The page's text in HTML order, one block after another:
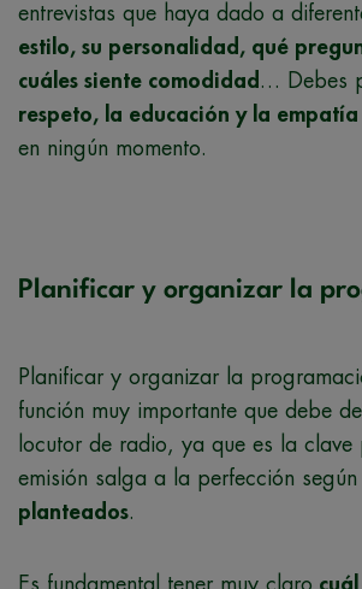
entrevistas que haya dado a
estilo, su personalidad, qué
cuáles siente comodidad
… Debes
respeto, la educación y la empatía
en ningún momento.
Planificar y organizar la
Planificar y organizar la
función muy importante que debe
locutor de radio, ya que es la clave
emisión salga a la perfección según
planteados
Es fundamental tener muy claro